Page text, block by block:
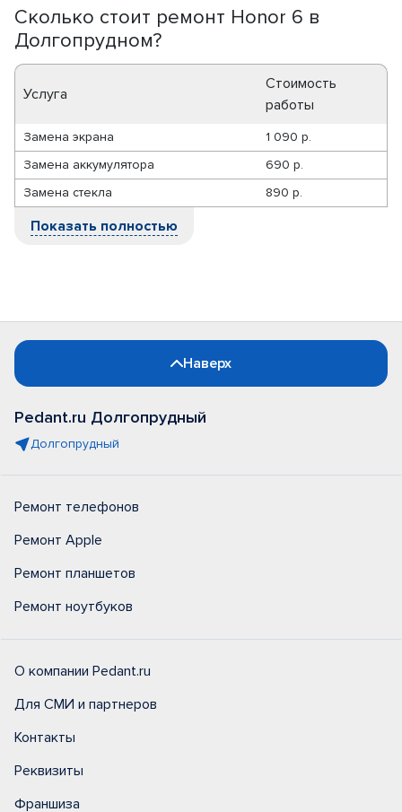
Сколько стоит ремонт Honor 6 в
Долгопрудном?
Услуга
Стоимость
работы
Замена экрана
1 090 р.
Замена аккумулятора
690 р.
Замена стекла
890 р.
Показать полностью
Наверх
Pedant.ru Долгопрудный
Долгопрудный
Ремонт телефонов
Ремонт Apple
Ремонт планшетов
Ремонт ноутбуков
О компании Pedant.ru
Для СМИ и партнеров
Контакты
Реквизиты
Франшиза